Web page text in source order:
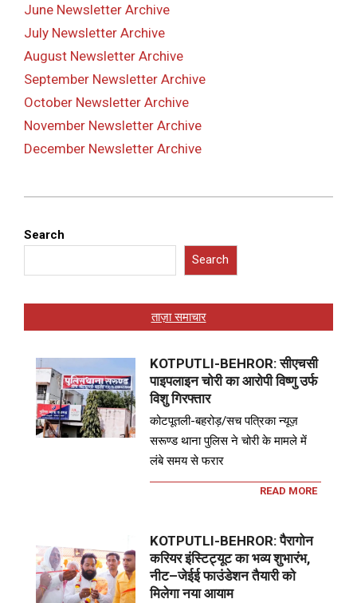
June Newsletter Archive
July Newsletter Archive
August Newsletter Archive
September Newsletter Archive
October Newsletter Archive
November Newsletter Archive
December Newsletter Archive
Search
Search
ताज़ा समाचार
KOTPUTLI-BEHROR: सीएचसी
पाइपलाइन चोरी का आरोपी विष्णु उर्फ
विशु गिरफ्तार
कोटपूतली-बहरोड़/सच पत्रिका न्यूज़
सरूण्ड थाना पुलिस ने चोरी के मामले में
लंबे समय से फरार
READ MORE
KOTPUTLI-BEHROR: पैरागोन
करियर इंस्टिट्यूट का भव्य शुभारंभ,
नीट–जेईई फाउंडेशन तैयारी को
मिलेगा नया आयाम